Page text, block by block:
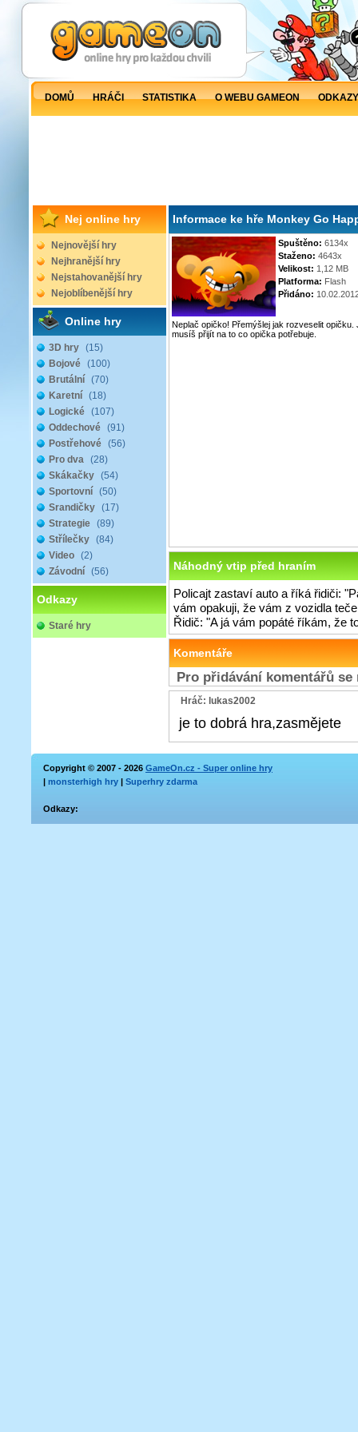
DOMŮ HRÁČI STATISTIKA O WEBU GAMEON
Nej online hry
Nejnovější hry
Nejhranější hry
Nejstahovanější hry
Nejoblíbenější hry
Online hry
3D hry (15)
Bojové (100)
Brutální (70)
Karetní (18)
Logické (107)
Oddechové (91)
Postřehové (56)
Pro dva (28)
Skákačky (54)
Sportovní (50)
Srandičky (17)
Strategie (89)
Střílečky (84)
Video (2)
Závodní (56)
Odkazy
Staré hry
Informace ke hře Monkey Go
Spuštěno: 6134x
Staženo: 4643x
Velikost: 1,12 MB
Platforma: Flash
Přidáno:
Neplač opičko! Přemýšlej jak rozveselit
musíš přijít na to co opička potřebuje.
Náhodný vtip před hraním
Policajt zastaví auto a říká řidiči:
vám opakuji, že vám z vozidla
Řidič: "A já vám popáté říkám, že
Komentáře
Pro přidávání komentářů
Hráč: lukas2002
je to dobrá hra,zasmějete
Copyright © 2007 - 2026 GameOn.cz - Super online hry
| monsterhigh hry | Superhry zdarma
Odkazy: